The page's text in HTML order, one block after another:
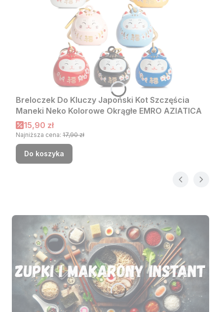
Breloczek Do Kluczy Japoński Kot Szczęścia
Maneki Neko Kolorowe Okrągłe EMRO AZIATICA
Cena promocyjna
15,90 zł
Najniższa cena: 17,90 zł
Do koszyka